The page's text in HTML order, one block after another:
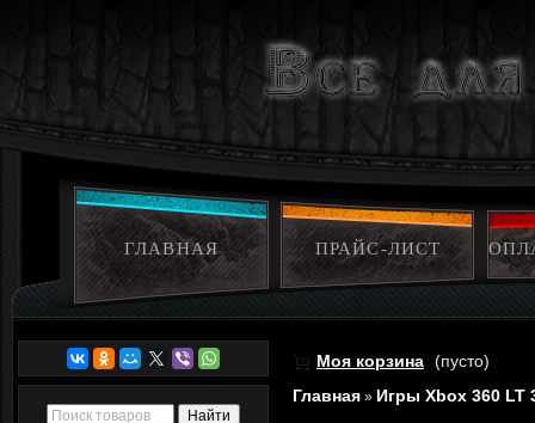
ГЛАВНАЯ ПРАЙС-ЛИСТ
Моя корзина (пусто)
Главная » Игры Xbox 360 LT